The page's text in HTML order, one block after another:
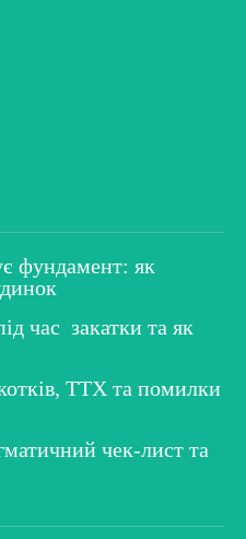
фундамент: як
час закатки та як
ТТХ та помилки
чек-лист та